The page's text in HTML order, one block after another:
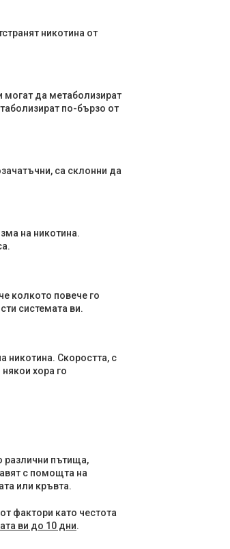
никотина от
могат да метаболизират
по-бързо от
са склонни да
на никотина.
колкото повече го
системата ви.
никотина. Скоростта, с
хора го
различни пътища,
с помощта на
или кръвта.
фактори като честота
ви до 10 дни.